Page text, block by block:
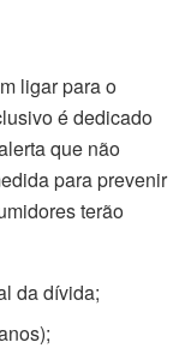
ligar para o
é dedicado
que não
para prevenir
terão
da dívida;